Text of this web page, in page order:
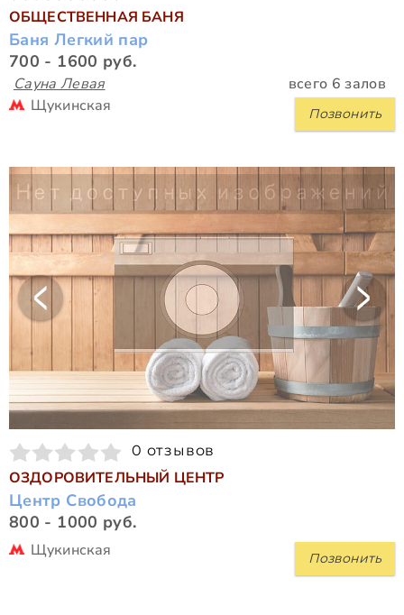
ОБЩЕСТВЕННАЯ БАНЯ
Баня Легкий пар
700 - 1600 руб.
Сауна Левая всего 6 залов
Позвонить
Щукинская
0 отзывов
ОЗДОРОВИТЕЛЬНЫЙ ЦЕНТР
Центр Свобода
800 - 1000 руб.
Позвонить
Щукинская